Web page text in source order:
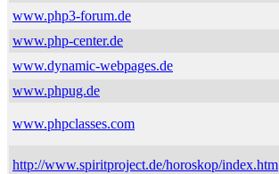
www.php3-forum.de
www.php-center.de
www.dynamic-webpages.de
www.phpug.de
www.phpclasses.com
http://www.spiritproject.de/horoskop/index.htm